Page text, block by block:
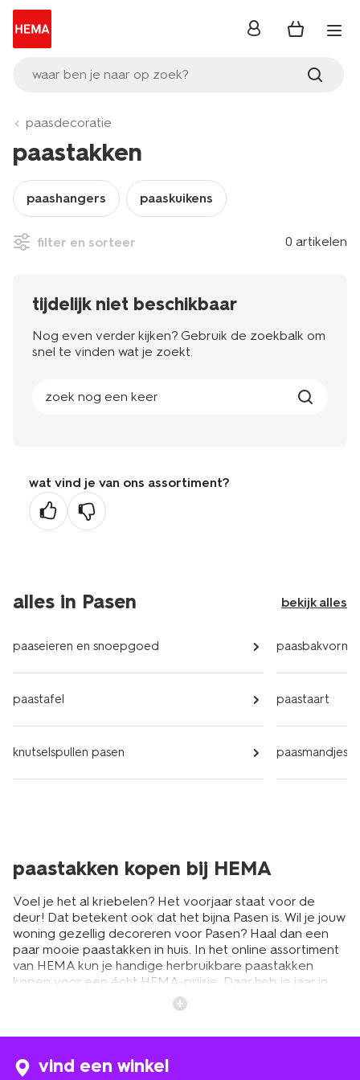
waar ben je naar op zoek?
inloggen
paasdecoratie
paastakken
paashangers paaskuikens
filter en sorteer 0 artikelen
tijdelijk niet beschikbaar
Nog even verder kijken? Gebruik de zoekbalk om
snel te vinden wat je zoekt.
zoek nog een keer
wat vind je van ons assortiment?
alles in Pasen bekijk alles
paaseieren en snoepgoed
paastafel
knutselspullen pasen
paastaart
paasmandjes
paastakken kopen bij HEMA
Voel je het al kriebelen? Het voorjaar staat voor de
deur! Dat betekent ook dat het bijna Pasen is. Wil je jouw
woning gezellig decoreren voor Pasen? Haal dan een
paar mooie paastakken in huis. In het online assortiment
van HEMA kun je handige herbruikbare paastakken
kopen voor een écht HEMA-prijsje. Daar heb je jaar in
jaar uit plezier van. Buig de kunstpaastakken in
organische vormen en versier ze met mooie
vind een winkel